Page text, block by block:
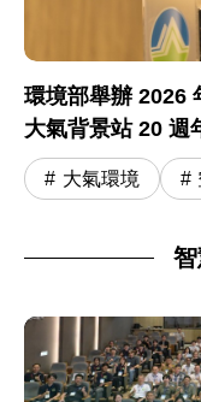
環境部舉辦 2026
大氣背景站 20 週
大氣環境